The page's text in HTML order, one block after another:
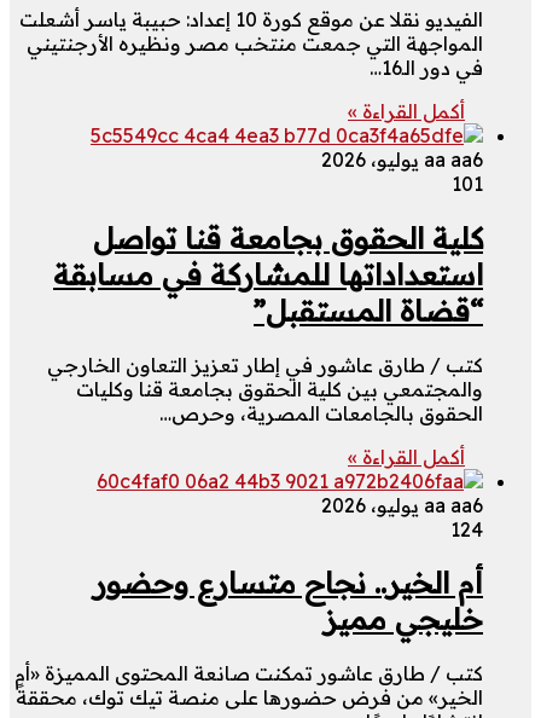
الفيديو نقلا عن موقع كورة 10 إعداد: حبيبة ياسر أشعلت
المواجهة التي جمعت منتخب مصر ونظيره الأرجنتيني
في دور الـ16…
أكمل القراءة »
aa aa6 يوليو، 2026
101
كلية الحقوق بجامعة قنا تواصل
استعداداتها للمشاركة في مسابقة
“قضاة المستقبل”
كتب / طارق عاشور في إطار تعزيز التعاون الخارجي
والمجتمعي بين كلية الحقوق بجامعة قنا وكليات
الحقوق بالجامعات المصرية، وحرص…
أكمل القراءة »
aa aa6 يوليو، 2026
124
أم الخير.. نجاح متسارع وحضور
خليجي مميز
كتب / طارق عاشور تمكنت صانعة المحتوى المميزة «أم
الخير» من فرض حضورها على منصة تيك توك، محققةً